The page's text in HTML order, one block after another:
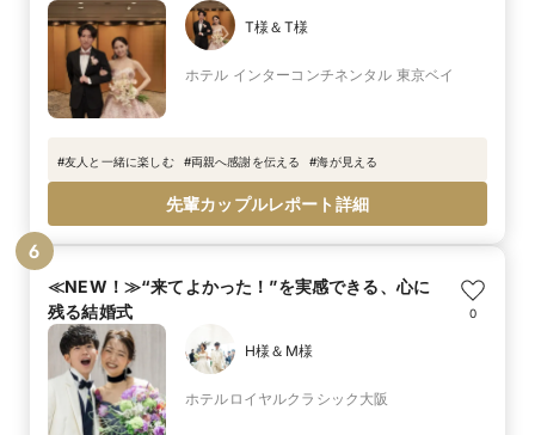
T様＆T様
ホテル インターコンチネンタル 東京ベイ
#友人と一緒に楽しむ #両親へ感謝を伝える #海が見える
先輩カップルレポート詳細
6
≪NEW！≫“来てよかった！”を実感できる、心に
残る結婚式
0
H様＆M様
ホテルロイヤルクラシック大阪